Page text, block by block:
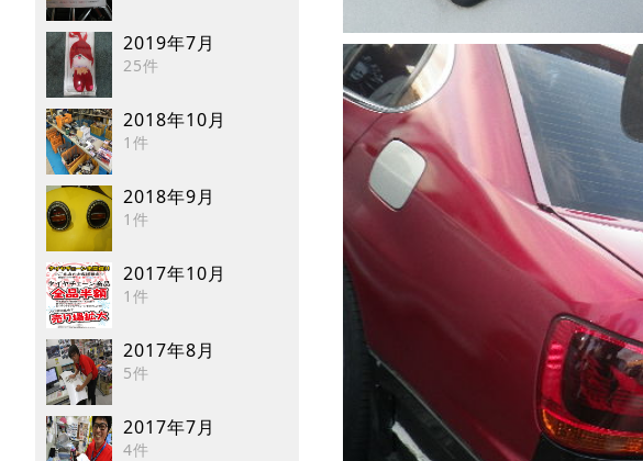
2019年7月
25件
2018年10月
1件
2018年9月
1件
2017年10月
1件
2017年8月
5件
2017年7月
4件